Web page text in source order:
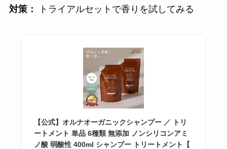
対策： トライアルセットで香りを試してみる
【公式】オルナオーガニックシャンプー ／ トリ
ートメント 単品 6種類 無添加 ノンシリコンアミ
ノ酸 弱酸性 400ml シャンプー トリートメント【